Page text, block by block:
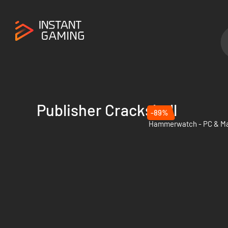
Publisher Crackshell
-89%
Hammerwatch - PC &